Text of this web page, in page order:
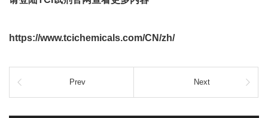
https://www.tcichemicals.com/CN/zh/
Prev Next